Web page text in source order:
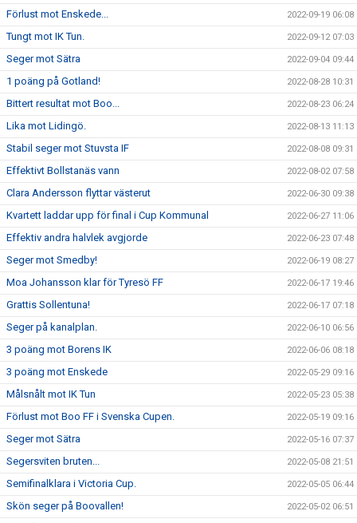
Förlust mot Enskede... 2022-09-19 06:08
Tungt mot IK Tun. 2022-09-12 07:03
Seger mot Sätra 2022-09-04 09:44
1 poäng på Gotland! 2022-08-28 10:31
Bittert resultat mot Boo... 2022-08-23 06:24
Lika mot Lidingö. 2022-08-13 11:13
Stabil seger mot Stuvsta IF 2022-08-08 09:31
Effektivt Bollstanäs vann 2022-08-02 07:58
Clara Andersson flyttar västerut 2022-06-30 09:38
Kvartett laddar upp för final i Cup Kommunal 2022-06-27 11:06
Effektiv andra halvlek avgjorde 2022-06-23 07:48
Seger mot Smedby! 2022-06-19 08:27
Moa Johansson klar för Tyresö FF 2022-06-17 19:46
Grattis Sollentuna! 2022-06-17 07:18
Seger på kanalplan. 2022-06-10 06:56
3 poäng mot Borens IK 2022-06-06 08:18
3 poäng mot Enskede 2022-05-29 09:16
Målsnålt mot IK Tun 2022-05-23 05:38
Förlust mot Boo FF i Svenska Cupen. 2022-05-19 09:16
Seger mot Sätra 2022-05-16 07:37
Segersviten bruten... 2022-05-08 21:51
Semifinalklara i Victoria Cup. 2022-05-05 06:44
Skön seger på Boovallen! 2022-05-02 06:51